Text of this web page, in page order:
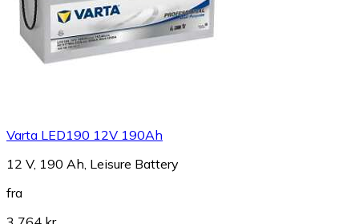
Varta LED190 12V 190Ah
12 V, 190 Ah, Leisure Battery
fra